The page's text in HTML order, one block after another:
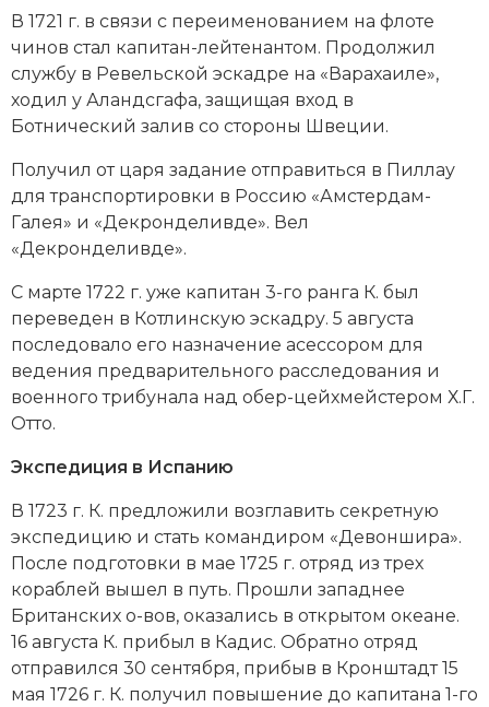
Южная Америка
В 1721 г. в связи с переименованием на флоте
чинов стал капитан-лейтенантом. Продолжил
службу в Ревельской эскадре на «Варахаиле»,
ходил у Аландсгафа, защищая вход в
Ботнический залив со стороны Швеции.
Получил от царя задание отправиться в Пиллау
для транспортировки в Россию «Амстердам-
Галея» и «Декронделивде». Вел
«Декронделивде».
С марте 1722 г. уже капитан 3-го ранга К. был
переведен в Котлинскую эскадру. 5 августа
последовало его назначение асессором для
ведения предварительного расследования и
военного трибунала над обер-цейхмейстером Х.Г.
Отто.
Экспедиция в Испанию
В 1723 г. К. предложили возглавить секретную
экспедицию и стать командиром «Девоншира».
После подготовки в мае 1725 г. отряд из трех
кораблей вышел в путь. Прошли западнее
Британских о-вов, оказались в открытом океане.
16 августа К. прибыл в Кадис. Обратно отряд
отправился 30 сентября, прибыв в Кронштадт 15
мая 1726 г. К. получил повышение до капитана 1-го